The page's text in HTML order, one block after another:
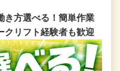
き方選べる！簡単作業
クリフト経験者も歓迎